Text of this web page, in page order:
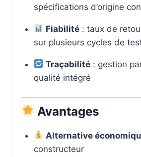
spécifications d’origine
Fiabilité: taux de
sur plusieurs cycles de
Traçabilité: gestion
qualité intégré
Avantages
Alternative
constructeur